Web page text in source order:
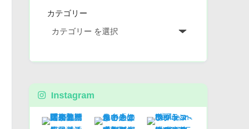
カテゴリー
Instagram